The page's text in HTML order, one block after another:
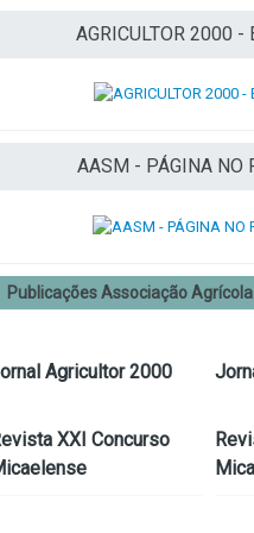
AGRICULTOR 2000 -
AASM - PÁGINA NO
Publicações Associação
Agricultor 2000
XXI Concurso